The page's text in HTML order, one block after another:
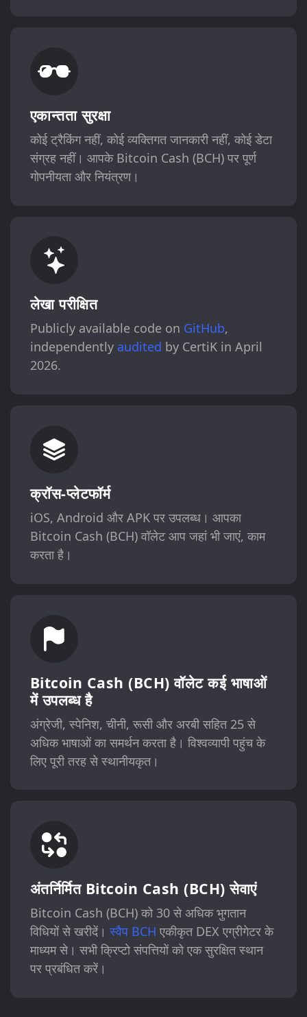
एकान्तता सुरक्षा
कोई ट्रैकिंग नहीं, कोई व्यक्तिगत जानकारी नहीं, कोई डेटा
संग्रह नहीं। आपके Bitcoin Cash (BCH) पर पूर्ण
गोपनीयता और नियंत्रण।
लेखा परीक्षित
Publicly available code on GitHub,
independently audited by CertiK in April
2026.
क्रॉस-प्लेटफॉर्म
iOS, Android और APK पर उपलब्ध। आपका
Bitcoin Cash (BCH) वॉलेट आप जहां भी जाएं, काम
करता है।
Bitcoin Cash (BCH) वॉलेट कई भाषाओं
में उपलब्ध है
अंग्रेजी, स्पेनिश, चीनी, रूसी और अरबी सहित 25 से
अधिक भाषाओं का समर्थन करता है। विश्वव्यापी पहुंच के
लिए पूरी तरह से स्थानीयकृत।
अंतर्निर्मित Bitcoin Cash (BCH) सेवाएं
Bitcoin Cash (BCH) को 30 से अधिक भुगतान
विधियों से खरीदें।स्वैप BCH एकीकृत DEX एग्रीगेटर के
माध्यम से। सभी क्रिप्टो संपत्तियों को एक सुरक्षित स्थान
पर प्रबंधित करें।